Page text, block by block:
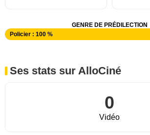
GENRE DE PRÉDILECTION
Policier : 100 %
Ses stats sur AlloCiné
0
Vidéo